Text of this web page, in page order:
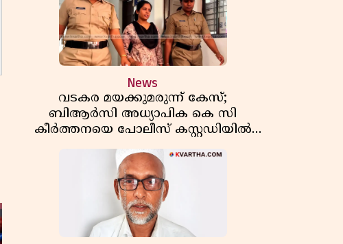
News
വടകര മയക്കുമരുന്ന് കേസ്;
ബിആർസി അധ്യാപിക കെ സി
കീർത്തനയെ പോലീസ് കസ്റ്റഡിയിൽ